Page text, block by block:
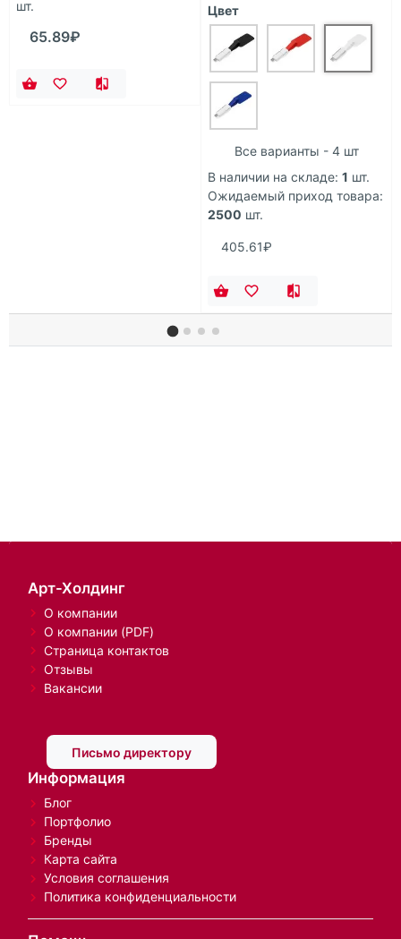
шт.
65.89₽
Цвет
Все варианты - 4 шт
В наличии на складе: 1 шт.
Ожидаемый приход товара:
2500 шт.
405.61₽
Арт-Холдинг
О компании
О компании (PDF)
Страница контактов
Отзывы
Вакансии
Письмо директору
Информация
Блог
Портфолио
Бренды
Карта сайта
Условия соглашения
Политика конфиденциальности